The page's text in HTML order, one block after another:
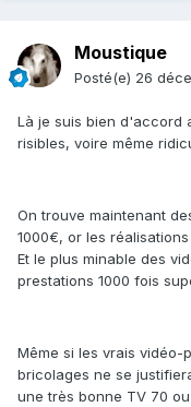
Moustique
Posté(e) 26
Là je suis bien d'accord
risibles, voire même
On trouve maintenant
1000€, or les
Et le plus minable des
prestations 1000 fois
Même si les vrais vidéo-
bricolages ne se
une très bonne TV 70